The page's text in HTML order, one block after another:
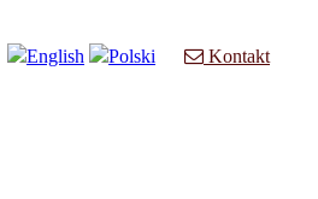
English Polski Kontakt